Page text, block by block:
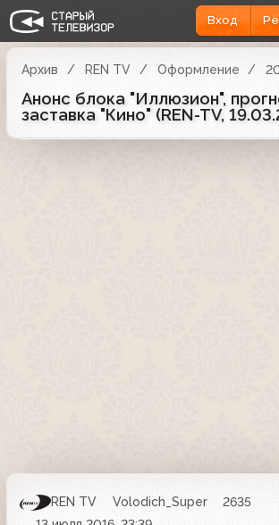
Вход
Архив REN TV Оформление
Анонс блока "Иллюзион",
заставка "Кино" (REN-TV,
REN TV Volodich_Super
2635